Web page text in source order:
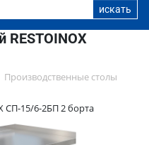
RESTOINOX
Производственные столы
СП-15/6-2БП 2 борта